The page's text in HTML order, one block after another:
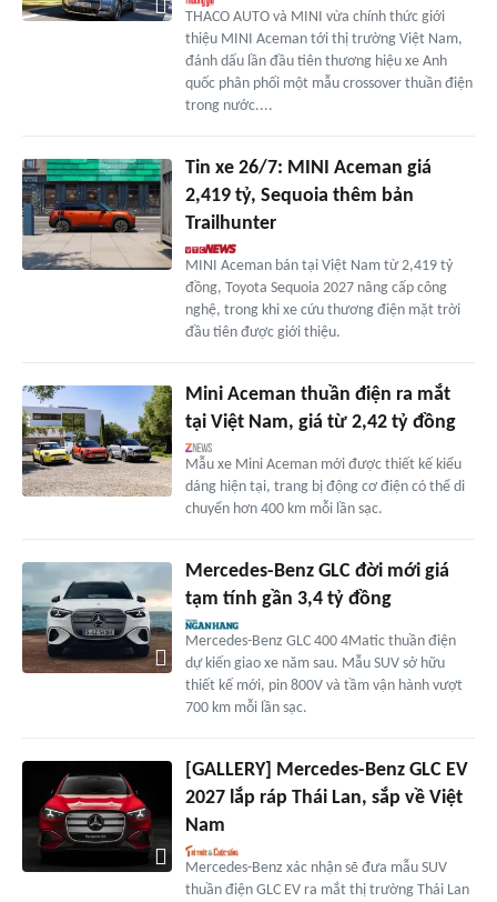
THACO AUTO và MINI vừa chính thức giới
thiệu MINI Aceman tới thị trường Việt Nam,
đánh dấu lần đầu tiên thương hiệu xe Anh
quốc phân phối một mẫu crossover thuần điện
trong nước....
Tin xe 26/7: MINI Aceman giá
2,419 tỷ, Sequoia thêm bản
Trailhunter
MINI Aceman bán tại Việt Nam từ 2,419 tỷ
đồng, Toyota Sequoia 2027 nâng cấp công
nghệ, trong khi xe cứu thương điện mặt trời
đầu tiên được giới thiệu.
Mini Aceman thuần điện ra mắt
tại Việt Nam, giá từ 2,42 tỷ đồng
Mẫu xe Mini Aceman mới được thiết kế kiểu
dáng hiện tại, trang bị động cơ điện có thể di
chuyển hơn 400 km mỗi lần sạc.
Mercedes-Benz GLC đời mới giá
tạm tính gần 3,4 tỷ đồng
Mercedes-Benz GLC 400 4Matic thuần điện
dự kiến giao xe năm sau. Mẫu SUV sở hữu
thiết kế mới, pin 800V và tầm vận hành vượt
700 km mỗi lần sạc.
[GALLERY] Mercedes-Benz GLC EV
2027 lắp ráp Thái Lan, sắp về Việt
Nam
Mercedes-Benz xác nhận sẽ đưa mẫu SUV
thuần điện GLC EV ra mắt thị trường Thái Lan